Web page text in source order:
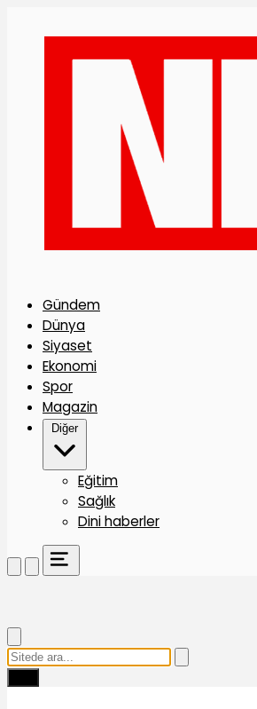
Gündem
Dünya
Siyaset
Ekonomi
Spor
Magazin
Diğer
Eğitim
Sağlık
Dini haberler